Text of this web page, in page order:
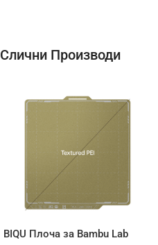
Слични Производи
BIQU Плоча за Bambu Lab